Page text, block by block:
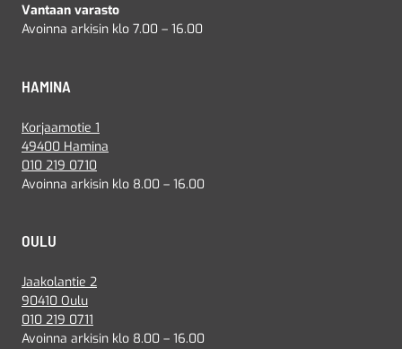
Vantaan varasto
Avoinna arkisin klo 7.00 – 16.00
HAMINA
Korjaamotie 1
49400 Hamina
010 219 0710
Avoinna arkisin klo 8.00 – 16.00
OULU
Jaakolantie 2
90410 Oulu
010 219 0711
Avoinna arkisin klo 8.00 – 16.00